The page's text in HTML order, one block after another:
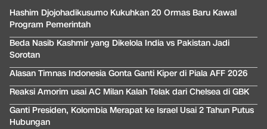
Hashim Djojohadikusumo Kukuhkan 20 Ormas Baru Kawal
Program Pemerintah
Beda Nasib Kashmir yang Dikelola India vs Pakistan Jadi
Sorotan
Alasan Timnas Indonesia Gonta Ganti Kiper di Piala AFF 2026
Reaksi Amorim usai AC Milan Kalah Telak dari Chelsea di GBK
Ganti Presiden, Kolombia Merapat ke Israel Usai 2 Tahun Putus
Hubungan